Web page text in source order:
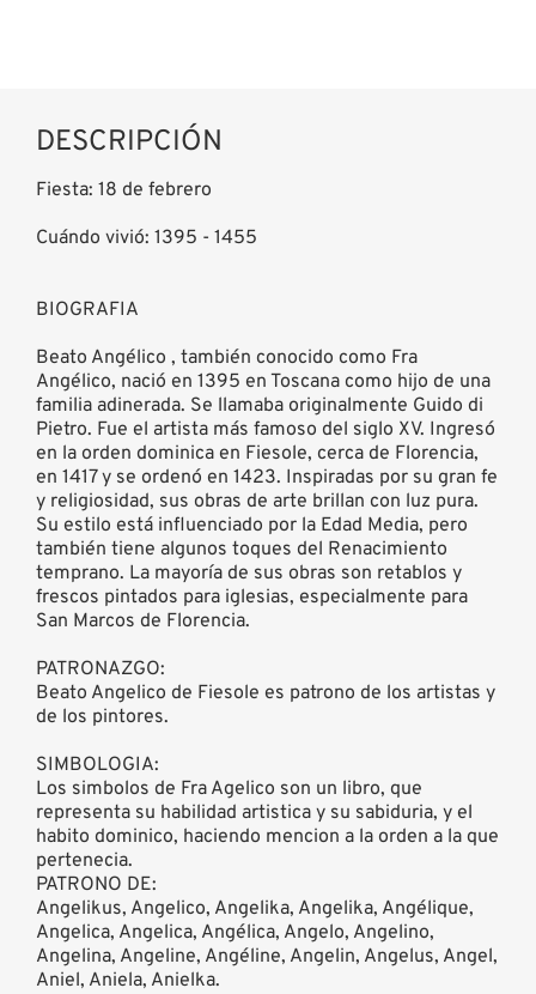
DESCRIPCIÓN
Fiesta: 18 de febrero
Cuándo vivió: 1395 - 1455
BIOGRAFIA
Beato Angélico , también conocido como Fra
Angélico, nació en 1395 en Toscana como hijo de una
familia adinerada. Se llamaba originalmente Guido di
Pietro. Fue el artista más famoso del siglo XV. Ingresó
en la orden dominica en Fiesole, cerca de Florencia,
en 1417 y se ordenó en 1423. Inspiradas por su gran fe
y religiosidad, sus obras de arte brillan con luz pura.
Su estilo está influenciado por la Edad Media, pero
también tiene algunos toques del Renacimiento
temprano. La mayoría de sus obras son retablos y
frescos pintados para iglesias, especialmente para
San Marcos de Florencia.
PATRONAZGO:
Beato Angelico de Fiesole es patrono de los artistas y
de los pintores.
SIMBOLOGIA:
Los simbolos de Fra Agelico son un libro, que
representa su habilidad artistica y su sabiduria, y el
habito dominico, haciendo mencion a la orden a la que
pertenecia.
PATRONO DE:
Angelikus, Angelico, Angelika, Angelika, Angélique,
Angelica, Angelica, Angélica, Angelo, Angelino,
Angelina, Angeline, Angéline, Angelin, Angelus, Angel,
Aniel, Aniela, Anielka.